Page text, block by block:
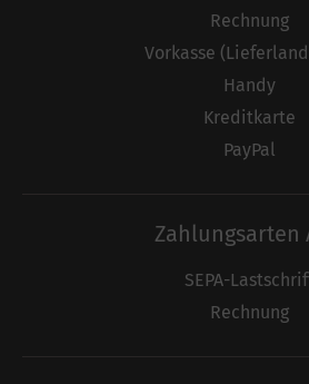
Rechnung
Vorkasse (Lieferland
Handy
Kreditkarte
PayPal
Zahlungsarten
SEPA-
Rechnung